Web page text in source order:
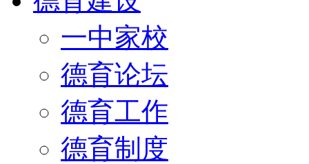
一中家校
德育论坛
德育工作
德育制度